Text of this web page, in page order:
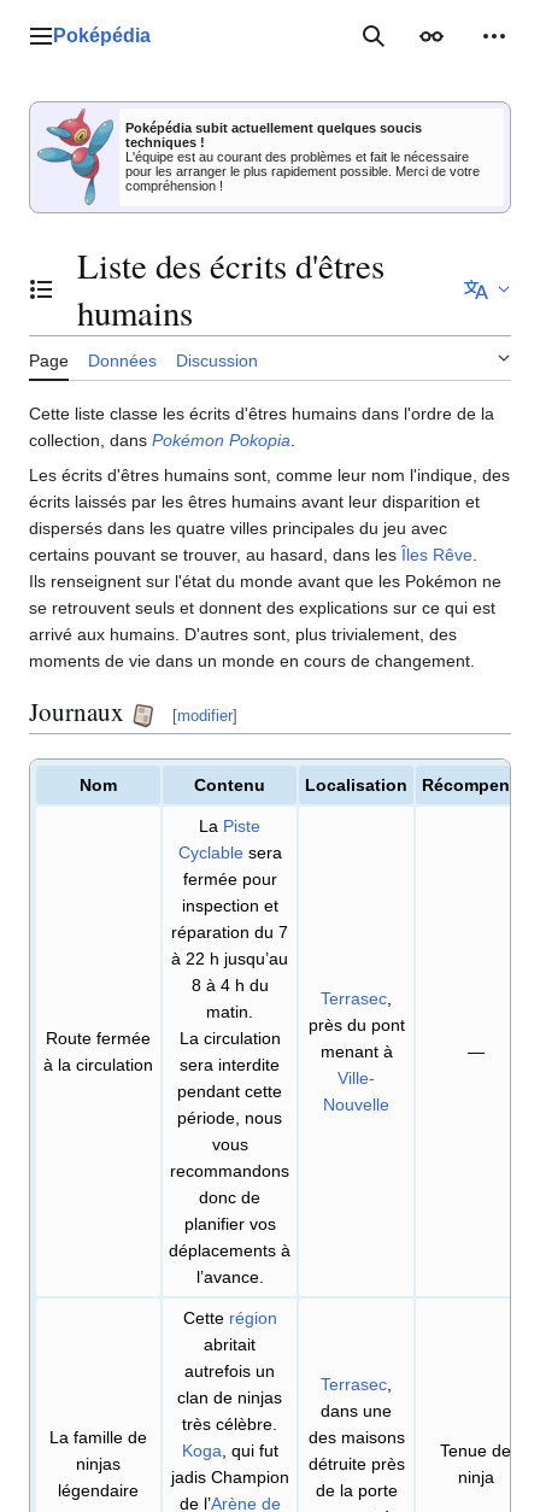
Menu principal
Poképédia RechercherApparence
Poképédia subit actuellement quelques soucis
techniques !
L'équipe est au courant des problèmes et fait le nécessaire
pour les arranger le plus rapidement possible. Merci de votre
compréhension !
Basculer la table des matières
Liste des écrits d'êtres
humains
Page Données Discussion
Cette liste classe les écrits d'êtres humains dans l'ordre de la
collection, dans Pokémon Pokopia
Les écrits d'êtres humains sont, comme leur nom l'indique, des
écrits laissés par les êtres humains avant leur disparition et
dispersés dans les quatre villes principales du jeu avec
certains pouvant se trouver, au hasard, dans les Îles Rêve
Ils renseignent sur l'état du monde avant que les Pokémon ne
se retrouvent seuls et donnent des explications sur ce qui est
arrivé aux humains. D'autres sont, plus trivialement, des
moments de vie dans un monde en cours de changement.
Journaux [modifier]
Nom Contenu Localisation Récompense
Route fermée
à la circulation
La Piste
Cyclablesera
fermée pour
inspection et
réparation du 7
à 22 h jusqu’au
8 à 4 h du
matin.
La circulation
sera interdite
pendant cette
période, nous
vous
recommandons
donc de
planifier vos
déplacements à
l’avance.
Terrasec
près du pont
menant à
Ville-
Nouvelle
—
La famille de
ninjas
légendaire
Cette région
abritait
autrefois un
clan de ninjas
très célèbre.
Koga , qui fut
jadis Champion
de l’Arène de
Terrasec
dans une
des maisons
détruite près
de la porte
Tenue de
ninja